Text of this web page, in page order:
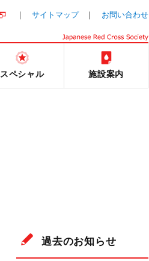
サイトマップ お問い合わせ
スペシャル 施設案内
過去のお知らせ